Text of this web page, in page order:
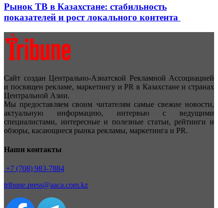
Рынок ТВ в Казахстане: стабильность
показателей и рост локального контента
Сайт создан Центрально-Азиатской Рекламной Ассоциацией
и посвящен рекламе, маркетингу и PR в Казахстане и странах
Центральной Азии.
Мы предоставляем своим читателям самые свежие новости,
актуальную информацию, интервью с ведущими
специалистами, интересные и полезные статьи, рейтинги и
обзоры, касающиеся рынка рекламы, маркетинга и PR.
Наши контакты
+7 (708) 983-7884
tribune.press@aaca.com.kz